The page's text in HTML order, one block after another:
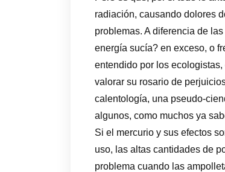
radiación, causando dolores
problemas. A diferencia de
energía sucía? en exceso, o
entendido por los
valorar su rosario de
calentología, una pseudo-
algunos, como muchos ya
Si el mercurio y sus efectos
uso, las altas cantidades de
problema cuando las